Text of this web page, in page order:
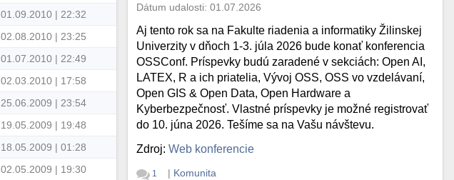
01.09.2010 | 22:32
02.08.2010 | 23:25
01.07.2010 | 22:49
02.03.2010 | 17:58
25.06.2009 | 23:54
19.05.2009 | 19:48
18.05.2009 | 01:28
02.05.2009 | 19:30
Dátum udalosti:01.07.2026
Aj tento rok sa na Fakulte riadenia a informatiky Žilinskej
Univerzity v dňoch 1-3. júla 2026 bude konať konferencia
OSSConf. Príspevky budú zaradené v sekciách: Open AI,
LATEX, R a ich priatelia, Vývoj OSS, OSS vo vzdelávaní,
Open GIS & Open Data, Open Hardware a
Kyberbezpečnosť. Vlastné príspevky je možné registrovať
do 10. júna 2026. Tešíme sa na Vašu návštevu.
Zdroj:Web konferencie
1 | Komunita